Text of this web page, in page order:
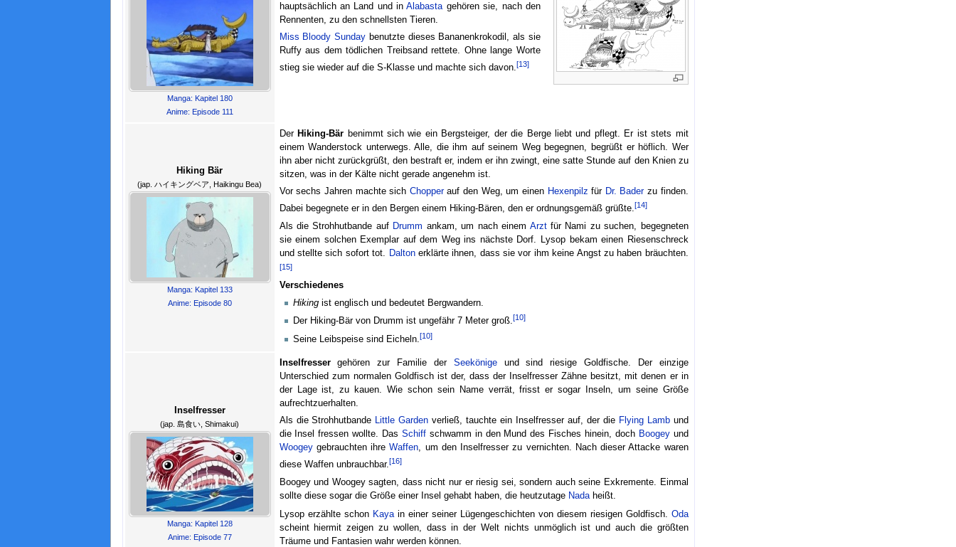
Manga: Kapitel 180
Anime: Episode 111
hauptsächlich an Land und inAlabasta gehören sie, nach den
Rennenten, zu den schnellsten Tieren.
Miss Bloody Sunday benutzte dieses Bananenkrokodil, als sie
Ruffy aus dem tödlichen Treibsand rettete. Ohne lange Worte
stieg sie wieder auf die S-Klasse und machte sich davon.[13]
Hiking Bär
(jap. ハイキングベア, Haikingu Bea)
Manga: Kapitel 133
Anime: Episode 80
Der Hiking-Bär benimmt sich wie ein Bergsteiger, der die Berge liebt und pflegt. Er ist stets mit
einem Wanderstock unterwegs. Alle, die ihm auf seinem Weg begegnen, begrüßt er höflich. Wer
ihn aber nicht zurückgrüßt, den bestraft er, indem er ihn zwingt, eine satte Stunde auf den Knien zu
sitzen, was in der Kälte nicht gerade angenehm ist.
Vor sechs Jahren machte sich Chopperauf den Weg, um einen Hexenpilz für Dr. Baderzu finden.
Dabei begegnete er in den Bergen einem Hiking-Bären, den er ordnungsgemäß grüßte.[14]
Als die Strohhutbande auf Drumm ankam, um nach einem Arztfür Nami zu suchen, begegneten
sie einem solchen Exemplar auf dem Weg ins nächste Dorf. Lysop bekam einen Riesenschreck
und stellte sich sofort tot. Daltonerklärte ihnen, dass sie vor ihm keine Angst zu haben bräuchten.
[15]
Verschiedenes
Hikingist englisch und bedeutet Bergwandern.
Der Hiking-Bär von Drumm ist ungefähr 7 Meter groß.[10]
Seine Leibspeise sind Eicheln.[10]
Inselfresser
(jap. 島食い, Shimakui)
Manga: Kapitel 128
Anime: Episode 77
Inselfressergehören zur Familie der Seekönigeund sind riesige Goldfische. Der einzige
Unterschied zum normalen Goldfisch ist der, dass der Inselfresser Zähne besitzt, mit denen er in
der Lage ist, zu kauen. Wie schon sein Name verrät, frisst er sogar Inseln, um seine Größe
aufrechtzuerhalten.
Als die Strohhutbande
Little Garden verließ, tauchte ein Inselfresser auf, der die Flying Lambund
die Insel fressen wollte. Das Schiffschwamm in den Mund des Fisches hinein, doch Boogeyund
Woogeygebrauchten ihreWaffen , um den Inselfresser zu vernichten. Nach dieser Attacke waren
diese Waffen unbrauchbar.[16]
Boogey und Woogey sagten, dass nicht nur er riesig sei, sondern auch seine Exkremente. Einmal
sollte diese sogar die Größe einer Insel gehabt haben, die heutzutage Nadaheißt.
Lysop erzählte schon Kayain einer seiner Lügengeschichten von diesem riesigen Goldfisch. Oda
scheint hiermit zeigen zu wollen, dass in der Welt nichts unmöglich ist und auch die größten
Träume und Fantasien wahr werden können.